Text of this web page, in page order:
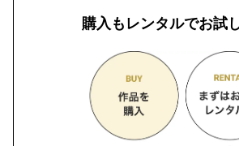
購入もレンタルでお試